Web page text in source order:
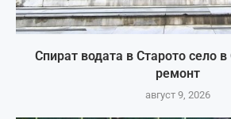
Спират водата в Старото село
ремонт
август 9, 2026